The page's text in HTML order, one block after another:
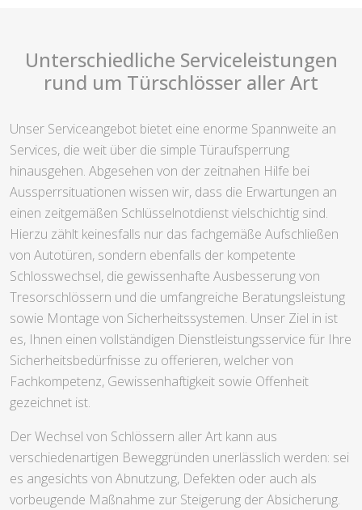
Unterschiedliche Serviceleistungen
rund um Türschlösser aller Art
Unser Serviceangebot bietet eine enorme Spannweite an
Services, die weit über die simple Türaufsperrung
hinausgehen. Abgesehen von der zeitnahen Hilfe bei
Aussperrsituationen wissen wir, dass die Erwartungen an
einen zeitgemäßen Schlüsselnotdienst vielschichtig sind.
Hierzu zählt keinesfalls nur das fachgemäße Aufschließen
von Autotüren, sondern ebenfalls der kompetente
Schlosswechsel, die gewissenhafte Ausbesserung von
Tresorschlössern und die umfangreiche Beratungsleistung
sowie Montage von Sicherheitssystemen. Unser Ziel in ist
es, Ihnen einen vollständigen Dienstleistungsservice für Ihre
Sicherheitsbedürfnisse zu offerieren, welcher von
Fachkompetenz, Gewissenhaftigkeit sowie Offenheit
gezeichnet ist.
Der Wechsel von Schlössern aller Art kann aus
verschiedenartigen Beweggründen unerlässlich werden: sei
es angesichts von Abnutzung, Defekten oder auch als
vorbeugende Maßnahme zur Steigerung der Absicherung.